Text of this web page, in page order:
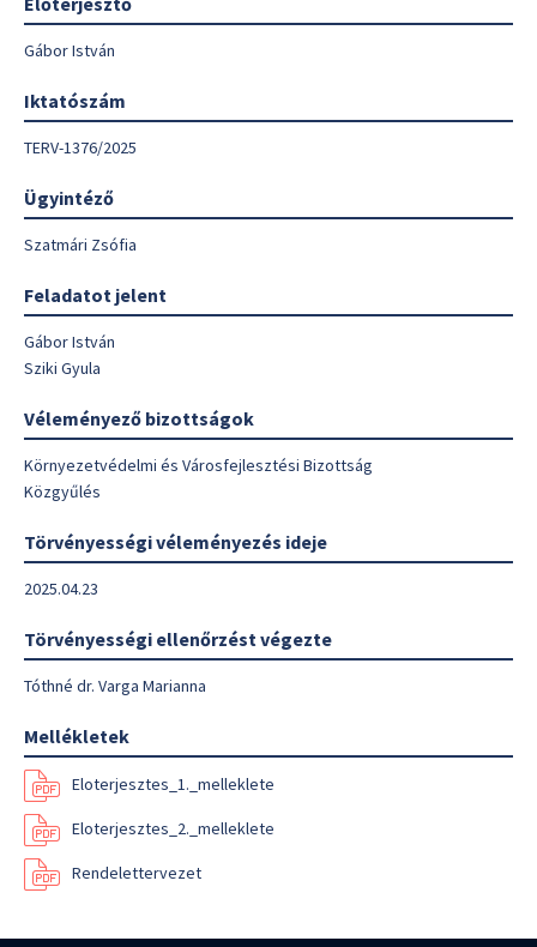
Gábor István
Iktatószám
TERV-1376/2025
Ügyintéző
Szatmári Zsófia
Feladatot jelent
Gábor István
Sziki Gyula
Véleményező bizottságok
Környezetvédelmi és Városfejlesztési Bizottság
Közgyűlés
Törvényességi véleményezés ideje
2025.04.23
Törvényességi ellenőrzést végezte
Tóthné dr. Varga Marianna
Mellékletek
Eloterjesztes_1._melleklete
Eloterjesztes_2._melleklete
Rendelettervezet